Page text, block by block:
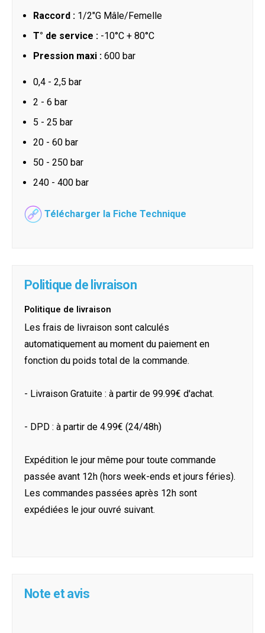
Raccord : 1/2"G Mâle/Femelle
T° de service : -10°C + 80°C
Pression maxi : 600 bar
0,4 - 2,5 bar
2 - 6 bar
5 - 25 bar
20 - 60 bar
50 - 250 bar
240 - 400 bar
Télécharger la Fiche Technique
Politique de livraison
Politique de livraison
Les frais de livraison sont calculés
automatiquement au moment du paiement en
fonction du poids total de la commande.
- Livraison Gratuite : à partir de 99.99€ d'achat.
- DPD : à partir de 4.99€ (24/48h)
Expédition le jour même pour toute commande
passée avant 12h (hors week-ends et jours féries).
Les commandes passées après 12h sont
expédiées le jour ouvré suivant.
Note et avis